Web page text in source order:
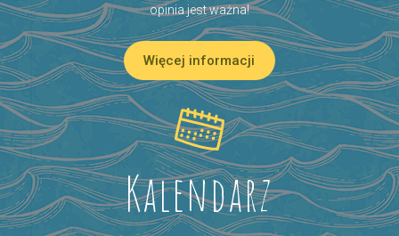
opinia jest ważna!
Więcej informacji
Kalendarz